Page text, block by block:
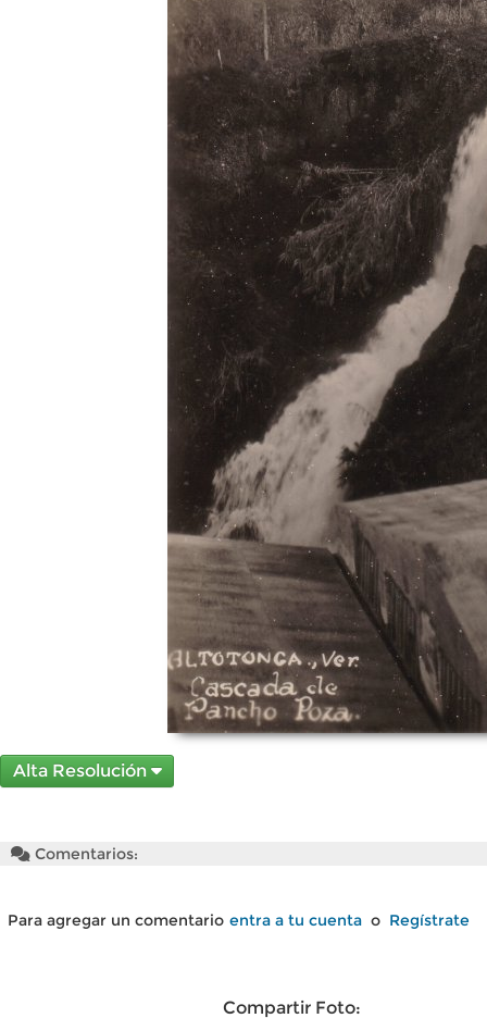
Alta Resolución
Comentarios:
Para agregar un comentario entra a tu cuenta o Regístrate
Compartir Foto: